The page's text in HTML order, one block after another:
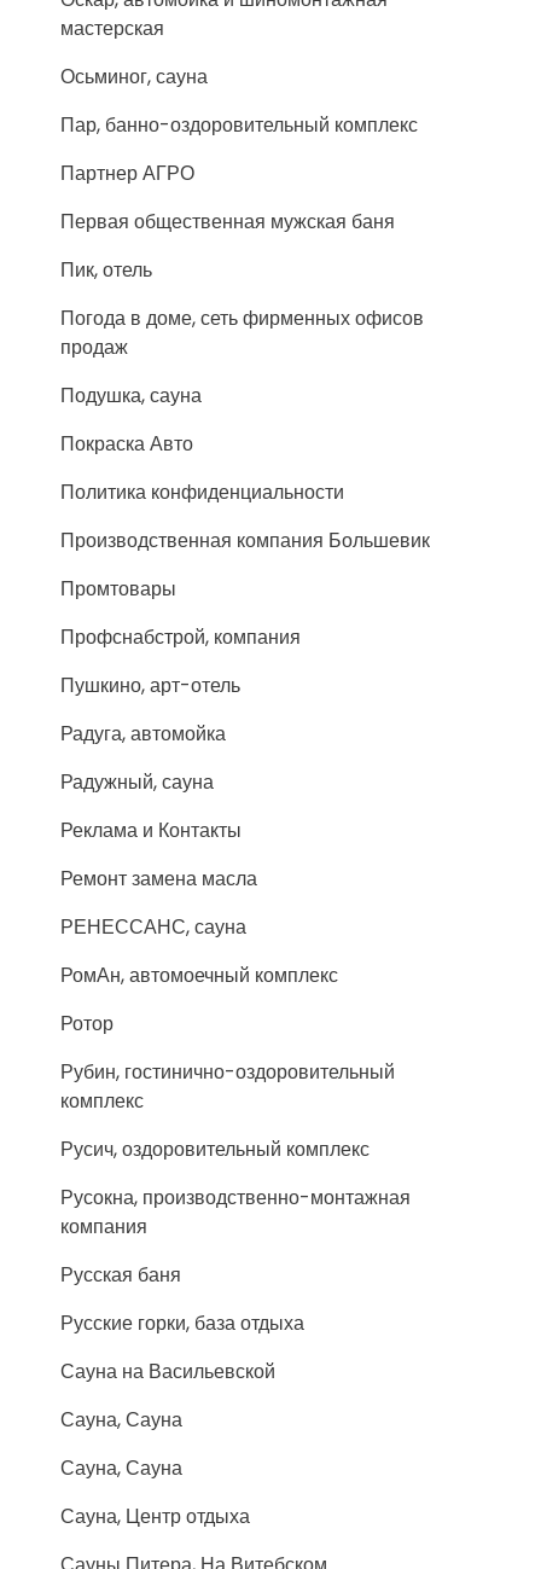
мастерская
Осьминог, сауна
Пар, банно-оздоровительный комплекс
Партнер АГРО
Первая общественная мужская баня
Пик, отель
Погода в доме, сеть фирменных офисов
продаж
Подушка, сауна
Покраска Авто
Политика конфиденциальности
Производственная компания Большевик
Промтовары
Профснабстрой, компания
Пушкино, арт-отель
Радуга, автомойка
Радужный, сауна
Реклама и Контакты
Ремонт замена масла
РЕНЕССАНС, сауна
РомАн, автомоечный комплекс
Ротор
Рубин, гостинично-оздоровительный
комплекс
Русич, оздоровительный комплекс
Русокна, производственно-монтажная
компания
Русская баня
Русские горки, база отдыха
Сауна на Васильевской
Сауна, Сауна
Сауна, Сауна
Сауна, Центр отдыха